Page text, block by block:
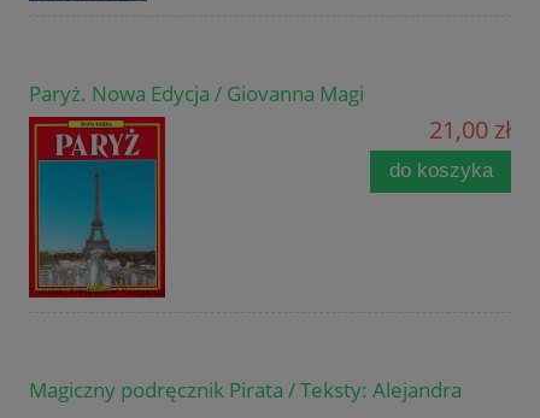
Paryż. Nowa Edycja / Giovanna Magi
21,00 zł
do koszyka
Magiczny podręcznik Pirata / Teksty: Alejandra